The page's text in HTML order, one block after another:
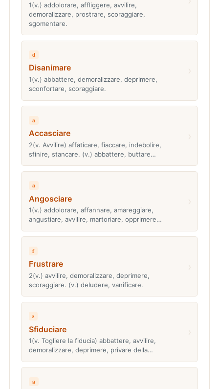
1(v.) addolorare, affliggere, avvilire,
demoralizzare, prostrare, scoraggiare,
sgomentare.
d
Disanimare
1(v.) abbattere, demoralizzare, deprimere,
sconfortare, scoraggiare.
a
Accasciare
2(v. Avvilire) affaticare, fiaccare, indebolire,
sfinire, stancare. (v.) abbattere, buttare…
a
Angosciare
1(v.) addolorare, affannare, amareggiare,
angustiare, avvilire, martoriare, opprimere…
f
Frustrare
2(v.) avvilire, demoralizzare, deprimere,
scoraggiare. (v.) deludere, vanificare.
s
Sfiduciare
1(v. Togliere la fiducia) abbattere, avvilire,
demoralizzare, deprimere, privare della…
a